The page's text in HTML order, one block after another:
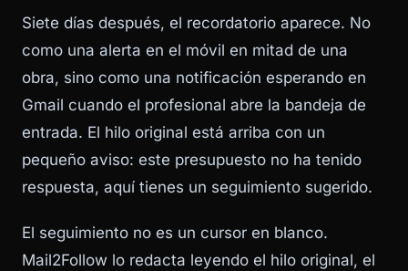
Siete días después, el recordatorio aparece. No
como una alerta en el móvil en mitad de una
obra, sino como una notificación esperando en
Gmail cuando el profesional abre la bandeja de
entrada. El hilo original está arriba con un
pequeño aviso: este presupuesto no ha tenido
respuesta, aquí tienes un seguimiento sugerido.
El seguimiento no es un cursor en blanco.
Mail2Follow lo redacta leyendo el hilo original, el